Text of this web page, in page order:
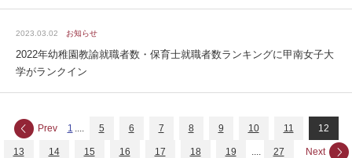
2023.03.02 お知らせ
2022年幼稚園教諭就職者数・保育士就職者数ランキングに甲南女子大
学がランクイン
Prev 1 .... 5 6 7 8 9 10 11 12
13 14 15 16 17 18 19 .... 27 Next